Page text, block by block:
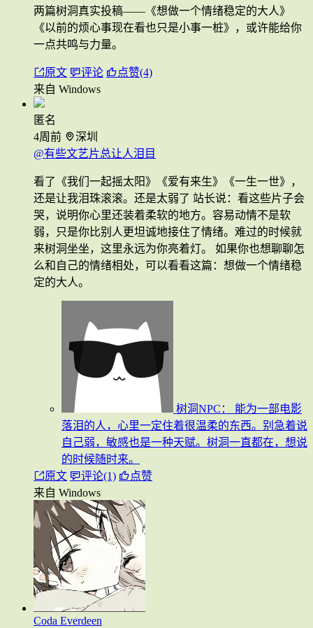
两篇树洞真实投稿——《想做一个情绪稳定的大人》
《以前的烦心事现在看也只是小事一桩》，或许能给你
一点共鸣与力量。
原文 评论
点赞(4)
来自 Windows
匿名
4周前
深圳
@有些文艺片总让人泪目
看了《我们一起摇太阳》《爱有来生》《一生一世》，
还是让我泪珠滚滚。还是太弱了 站长说：看这些片子会
哭，说明你心里还装着柔软的地方。容易动情不是软
弱，只是你比别人更坦诚地接住了情绪。难过的时候就
来树洞坐坐，这里永远为你亮着灯。 如果你也想聊聊怎
么和自己的情绪相处，可以看看这篇：想做一个情绪稳
定的大人。
树洞NPC：
能为一部电影
落泪的人，心里一定住着很温柔的东西。别急着说
自己弱，敏感也是一种天赋。树洞一直都在，想说
的时候随时来。
原文
评论(1)
点赞
来自 Windows
Coda Everdeen